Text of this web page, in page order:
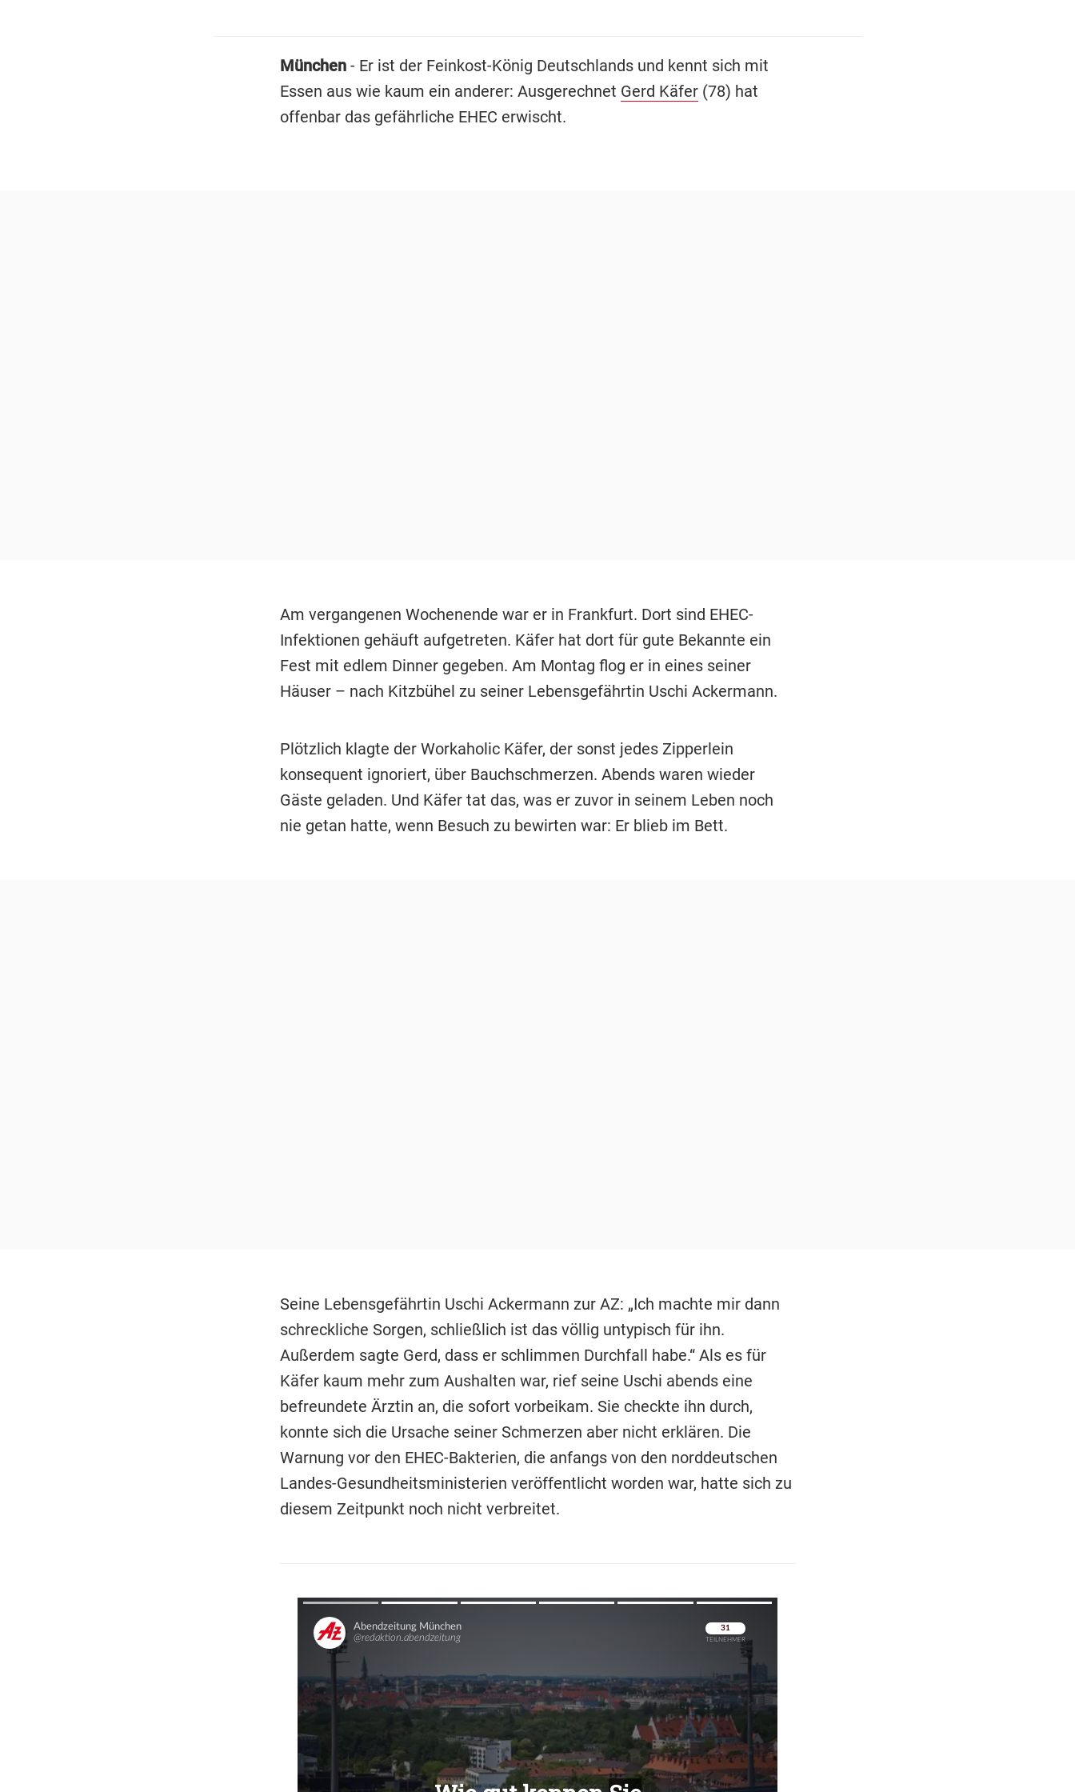
München- Er ist der Feinkost-König Deutschlands und kennt sich mit
Essen aus wie kaum ein anderer: Ausgerechnet Gerd Käfer(78) hat
offenbar das gefährliche EHEC erwischt.
Am vergangenen Wochenende war er in Frankfurt. Dort sind EHEC-
Infektionen gehäuft aufgetreten. Käfer hat dort für gute Bekannte ein
Fest mit edlem Dinner gegeben. Am Montag flog er in eines seiner
Häuser – nach Kitzbühel zu seiner Lebensgefährtin Uschi Ackermann.
Plötzlich klagte der Workaholic Käfer, der sonst jedes Zipperlein
konsequent ignoriert, über Bauchschmerzen. Abends waren wieder
Gäste geladen. Und Käfer tat das, was er zuvor in seinem Leben noch
nie getan hatte, wenn Besuch zu bewirten war: Er blieb im Bett.
Seine Lebensgefährtin Uschi Ackermann zur AZ: „Ich machte mir dann
schreckliche Sorgen, schließlich ist das völlig untypisch für ihn.
Außerdem sagte Gerd, dass er schlimmen Durchfall habe.“ Als es für
Käfer kaum mehr zum Aushalten war, rief seine Uschi abends eine
befreundete Ärztin an, die sofort vorbeikam. Sie checkte ihn durch,
konnte sich die Ursache seiner Schmerzen aber nicht erklären. Die
Warnung vor den EHEC-Bakterien, die anfangs von den norddeutschen
Landes-Gesundheitsministerien veröffentlicht worden war, hatte sich zu
diesem Zeitpunkt noch nicht verbreitet.
Überspringen